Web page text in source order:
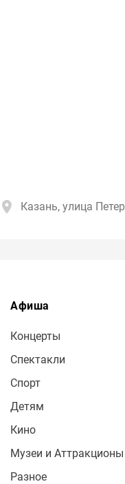
Казань, улица
Афиша
Концерты
Спектакли
Спорт
Детям
Кино
Музеи и Аттракционы
Разное